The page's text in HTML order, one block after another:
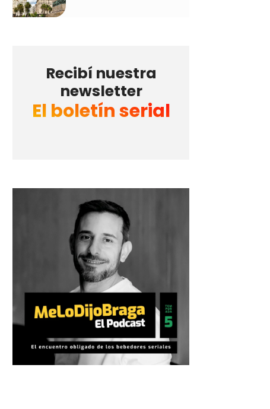
Recibí nuestra
newsletter
El boletín serial